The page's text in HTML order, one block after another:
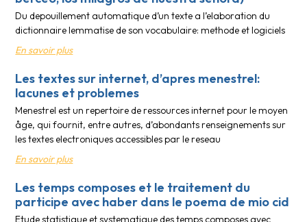
Du depouillement automatique d’un texte a l’elaboration du
dictionnaire lemmatise de son vocabulaire: methode et logiciels
En savoir plus
Les textes sur internet, d’apres menestrel:
lacunes et problemes
Menestrel est un repertoire de ressources internet pour le moyen
åge, qui fournit, entre autres, d’abondants renseignements sur
les textes electroniques accessibles par le reseau
En savoir plus
Les temps composes et le traitement du
participe avec haber dans le poema de mio cid
Etude statistique et systematique des temps composes avec